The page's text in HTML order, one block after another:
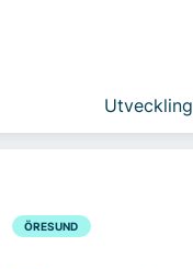
Utveckling
ÖRESUND